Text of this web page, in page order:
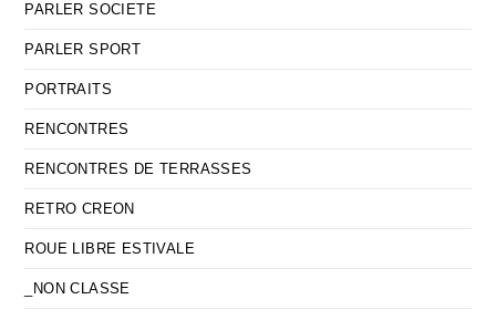
PARLER SOCIETE
PARLER SPORT
PORTRAITS
RENCONTRES
RENCONTRES DE TERRASSES
RETRO CREON
ROUE LIBRE ESTIVALE
_NON CLASSE